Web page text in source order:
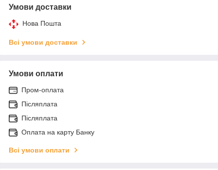
Умови доставки
Нова Пошта
Всі умови доставки
Умови оплати
Пром-оплата
Післяплата
Післяплата
Оплата на карту Банку
Всі умови оплати